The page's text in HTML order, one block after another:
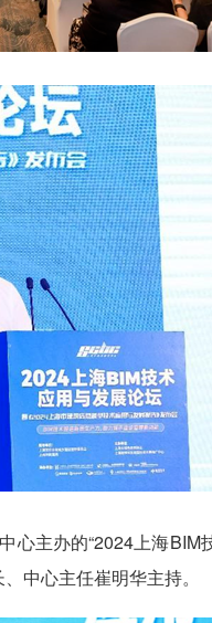
主办的“2024上海
中心主任崔明华主持。